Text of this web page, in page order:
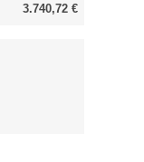
3.740,72 €